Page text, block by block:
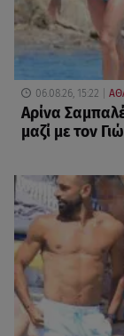
06.08.26, 15:22
Αρίνα
μαζί με τον